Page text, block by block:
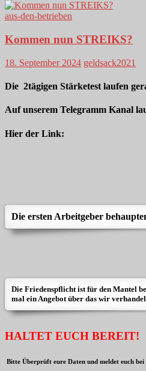
aus-den-betrieben
Kommen nun STREIKS?
18. September 2024 geldsack2021
Die 2tägigen Stärketest laufen
Auf unserem Telegramm Kanal
Hier der Link:
Die ersten Arbeitgeber
Die Friedenspflicht ist für den Mantel
mal ein Angebot über das wir
HALTET EUCH BEREIT!
Bitte Überprüft eure Daten und meldet euch